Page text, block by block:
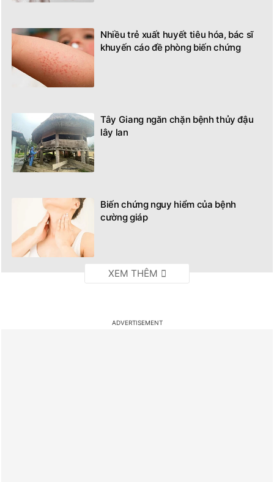
Nhiều trẻ xuất huyết tiêu hóa, bác sĩ
khuyến cáo đề phòng biến chứng
Tây Giang ngăn chặn bệnh thủy đậu
lây lan
Biến chứng nguy hiểm của bệnh
cường giáp